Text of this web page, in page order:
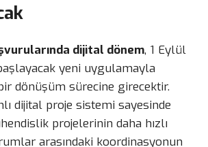
dijital dönem, 1 Eylül
yeni uygulamayla
dönüşüm sürecine girecektir.
dijital proje sistemi sayesinde
projelerinin daha hızlı
arasındaki koordinasyonun